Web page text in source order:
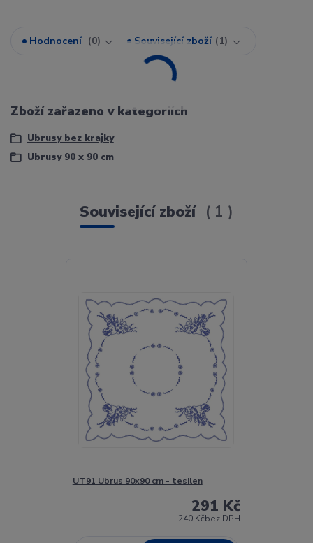
Hodnocení 0 Související zboží 1
Zboží zařazeno v kategoriích
Ubrusy bez krajky
Ubrusy 90 x 90 cm
Související zboží 1
UT91 Ubrus 90x90 cm - tesilen
291 Kč
240 Kčbez DPH